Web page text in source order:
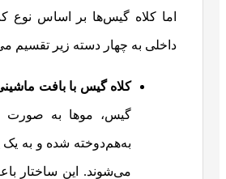
اما کلاه گیس‌ها بر اساس
داخلی به چهار دسته زیر تقسیم
کلاه گیس با بافت
گیس، موها به صورت
به‌هم‌دوخته شده و به یک
می‌شوند. این ساختار